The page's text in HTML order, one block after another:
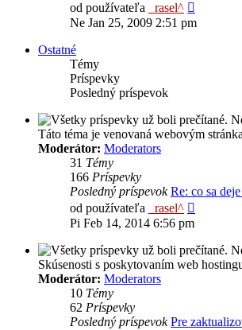
od používateľa
_rasel^
posledný
Ne Jan 25, 2009 2:51 pm
Ostatné
Témy
Príspevky
Posledný príspevok
Táto téma je venovaná webovým
Moderátor: Moderators
31 Témy
166 Príspevky
Posledný príspevok Re: co sa
od používateľa
_rasel^
Pi Feb 14, 2014 6:56 pm
Skúsenosti s poskytovaním web
Moderátor: Moderators
10 Témy
62 Príspevky
Posledný príspevok Pre